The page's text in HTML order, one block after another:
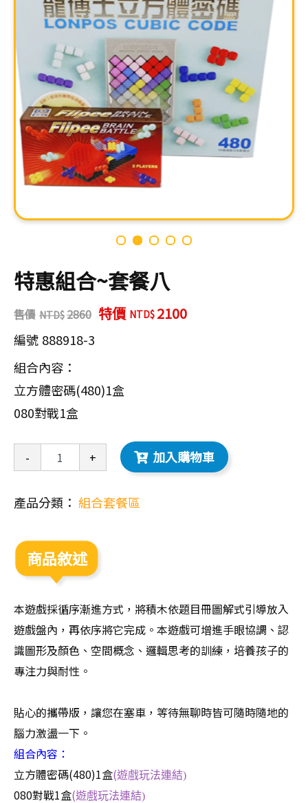
特惠組合~套餐八
售價 2860 特價 2100
編號 888918-3
組合內容：
立方體密碼(480)1盒
080對戰1盒
- + 加入購物車
產品分類： 組合套餐區
商品敘述
本遊戲採循序漸進方式，將積木依題目冊圖解式引導放入
遊戲盤內，再依序將它完成。本遊戲可增進手眼協調、認
識圖形及顏色、空間概念、邏輯思考的訓練，培養孩子的
專注力與耐性。
貼心的攜帶版，讓您在塞車，等待無聊時皆可隨時隨地的
腦力激盪一下。
組合內容：
立方體密碼(480)1盒(遊戲玩法連結)
080對戰1盒(遊戲玩法連結)